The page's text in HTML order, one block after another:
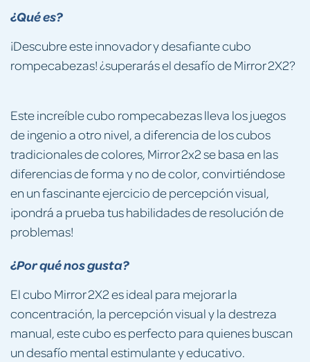
¿Qué es?
¡Descubre este innovador y desafiante cubo
rompecabezas! ¿superarás el desafío de Mirror 2X2?
Este increíble cubo rompecabezas lleva los juegos
de ingenio a otro nivel, a diferencia de los cubos
tradicionales de colores, Mirror 2x2 se basa en las
diferencias de forma y no de color, convirtiéndose
en un fascinante ejercicio de percepción visual,
¡pondrá a prueba tus habilidades de resolución de
problemas!
¿Por qué nos gusta?
El cubo Mirror 2X2 es ideal para mejorar la
concentración, la percepción visual y la destreza
manual, este cubo es perfecto para quienes buscan
un desafío mental estimulante y educativo.